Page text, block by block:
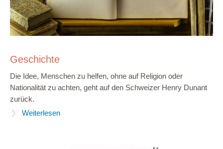
Geschichte
Die Idee, Menschen zu helfen, ohne auf Religion oder
Nationalität zu achten, geht auf den Schweizer Henry Dunant
zurück.
Weiterlesen